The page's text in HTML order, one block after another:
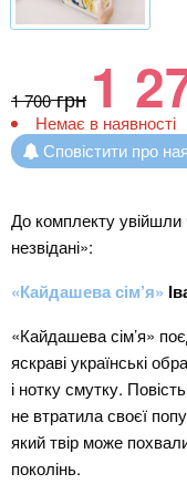
1 700грн 1
Немає в наявності
Сповістити про
До комплекту увійшли
незвідані»:
«Кайдашева сім’я»
«Кайдашева сім’я»
яскраві українські
і нотку смутку.
не втратила своєї
який твір може
поколінь.